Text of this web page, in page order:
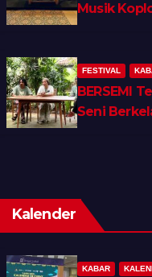
Musik
FESTIVAL
BERSEMI
Seni
Kalender
KABAR